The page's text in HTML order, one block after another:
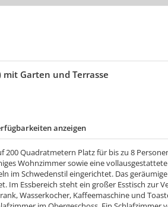
mit Garten und Terrasse
anzeigen
200 Quadratmetern Platz für bis zu 8
Wohnzimmer sowie eine
im Schwedenstil eingerichtet. Das
Im Essbereich steht ein großer Esstisch zur
Wasserkocher, Kaffeemaschine und